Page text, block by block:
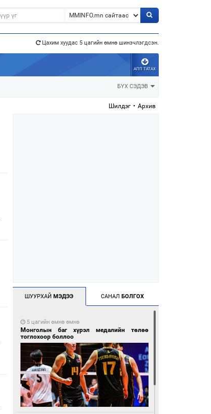
Цахим хуудас 5 цагийн өмнө шинэчлэгдсэн.
АПП ТАТАХ
БҮХ СЭДЭВ
Шилдэг • Архив
ШУУРХАЙМЭДЭЭ САНАЛБОЛГОХ
5 цагийн өмнө өмнө
Монголын баг хүрэл медалийн төлөө
тоглохоор боллоо